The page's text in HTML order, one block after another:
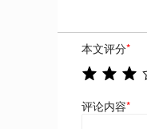
本文评分*
评论内容*